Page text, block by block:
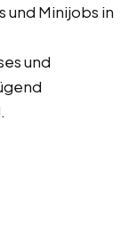
Minijobs in
und